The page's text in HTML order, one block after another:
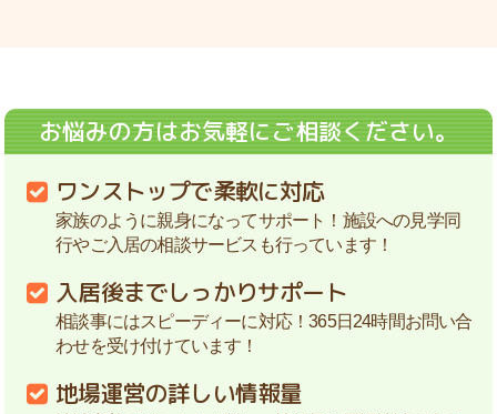
お悩みの方はお気軽にご相談ください。
ワンストップで柔軟に対応
家族のように親身になってサポート！施設への見学同
行やご入居の相談サービスも行っています！
入居後までしっかりサポート
相談事にはスピーディーに対応！365日24時間お問い合
わせを受け付けています！
地場運営の詳しい情報量